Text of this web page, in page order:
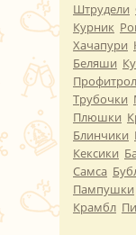
Штрудели
Курник
Хачапури
Беляши
Трубочки
Плюшки
Блинчики
Кексики
Самса
Пампушки
Крамбл